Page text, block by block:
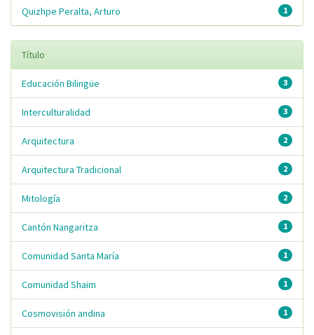
1
Quizhpe Peralta, Arturo
Título
3
Educación Bilingüe
3
Interculturalidad
2
Arquitectura
2
Arquitectura Tradicional
2
Mitología
1
Cantón Nangaritza
1
Comunidad Santa María
1
Comunidad Shaim
1
Cosmovisión andina